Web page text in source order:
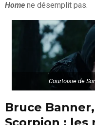
Home ne désemplit pas.
Courtoisie de
Bruce